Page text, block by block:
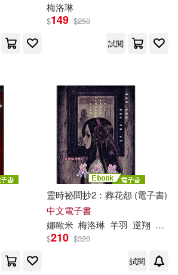
梅洛琳
$149 $250
試閱
靈時祕聞抄2：葬花怨 (電子書)
中文電子書
娜歐米 梅洛琳 羊羽 逆翔 黃囧
$210 $320
試閱